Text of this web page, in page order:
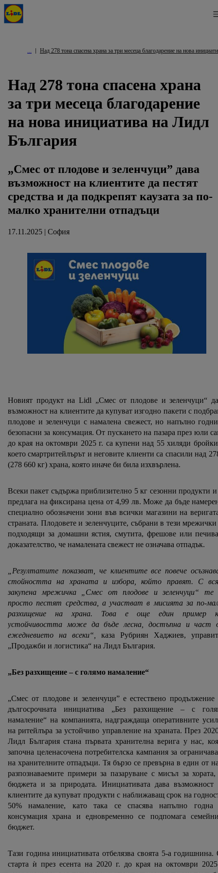
Над 278 тона спасена храна за три месеца благодарение на нова
Над 278 тона спасена храна
за три месеца благодарение
на нова инициатива на Лидл
България
„Смес от плодове и зеленчуци” дава
възможност на клиентите да пестят
средства и да подкрепят каузата за по-
малко хранителни отпадъци
17.11.2025 | София
Новият продукт на Lidl „Смес от плодове и зеленчуци“
възможност на клиентите да купуват изгодно пакети с
плодове и зеленчуци с намалена свежест, но напълно
безопасни за консумация. От пускането на пазара през юли
до края на октомври 2025 г. са купени над 55 хиляди
което смартритейлърът и неговите клиенти са спасили над
(278 660 кг) храна, която иначе би била изхвърлена.
Всеки пакет съдържа приблизително 5 кг сезонни продукти и
предлага на фиксирана цена от 4,99 лв. Може да бъде
специално обозначени зони във всички магазини на
страната. Плодовете и зеленчуците, събрани в тези мрежички
подходящи за домашни ястия, смутита, фрешове или
доказателство, че намалената свежест не означава отпадък.
„Резултатите показват, че клиентите все повече
стойността на храната и избора, който правят. С
закупена мрежичка „Смес от плодове и зеленчуци“ те
просто пестят средства, а участват в мисията за по-
разхищение на храна. Това е още един пример
устойчивостта може да бъде лесна, достъпна и част
ежедневието на всеки“,
каза Рубриян Хаджиев,
„Продажби и логистика“ на Лидл България.
„Без разхищение – с голямо намаление“
„Смес от плодове и зеленчуци” е естествено продължение
дългосрочната инициатива „Без разхищение – с
намаление“ на компанията, надграждаща оперативните
на ритейлъра за устойчиво управление на храната. През
Лидл България стана първата хранителна верига у нас,
започна целенасочена потребителска кампания за
на хранителните отпадъци. Тя бързо се превърна в един от
разпознаваемите примери за пазаруване с мисъл за хората,
бюджета и за природата. Инициативата дава възможност
клиентите да купуват продукти с наближаващ срок на
50% намаление, като така се спасява напълно годна
консумация храна и едновременно се подпомага
бюджет.
Тази година инициативата отбелязва своята 5-а годишнина.
старта ѝ през есента на 2020 г. до края на октомври